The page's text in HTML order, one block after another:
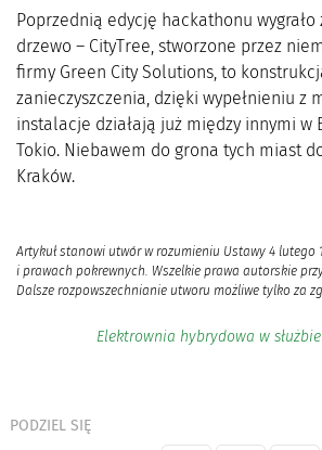
Poprzednią edycję hackathonu
drzewo – CityTree, stworzone przez
firmy Green City Solutions, to
zanieczyszczenia, dzięki wypełnieniu z
instalacje działają już między innymi w
Tokio. Niebawem do grona tych miast
Kraków.
Artykuł stanowi utwór w rozumieniu Ustawy 4 lutego
i prawach pokrewnych. Wszelkie prawa autorskie
Dalsze rozpowszechnianie utworu możliwe tylko za
Elektrownia hybrydowa w
PODZIEL SIĘ